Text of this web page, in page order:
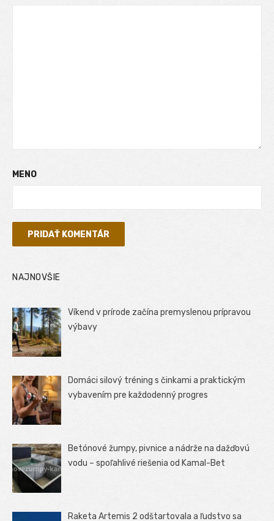
MENO
NAJNOVŠIE
Víkend v prírode začína premyslenou prípravou
výbavy
Domáci silový tréning s činkami a praktickým
vybavením pre každodenný progres
Betónové žumpy, pivnice a nádrže na dažďovú
vodu – spoľahlivé riešenia od Kamal-Bet
Raketa Artemis 2 odštartovala a ľudstvo sa